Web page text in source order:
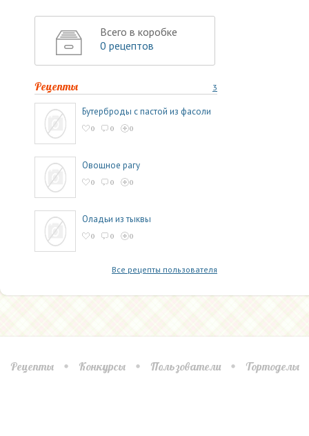
Всего в коробке
0 рецептов
3
Рецепты
Бутерброды с пастой из фасоли
0 0 0
Овощное рагу
0 0 0
Оладьи из тыквы
0 0 0
Все рецепты пользователя
Рецепты Конкурсы Пользователи Тортоделы